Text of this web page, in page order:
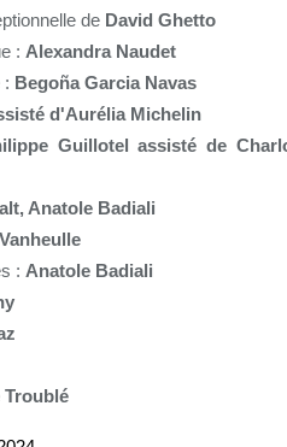
de David Ghetto
: Alexandra Naudet
: Begoña Garcia Navas
d'Aurélia Michelin
Guillotel assisté de
Anatole Badiali
: Anatole Badiali
Troublé